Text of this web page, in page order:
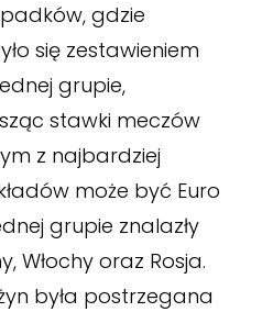
gdzie
się zestawieniem
grupie,
stawki meczów
z najbardziej
może być Euro
grupie znalazły
Włochy oraz Rosja.
była postrzegana